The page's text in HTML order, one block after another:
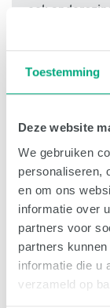
Toestemming
Deze website
We gebruiken
personaliseren,
en om ons
informatie over
partners voor
partners
informatie die u
verzameld op
ook
zoals:
stedelijke
Een Sedum
Sempergreen